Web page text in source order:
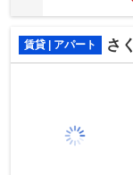
賃貸 | アパート さ